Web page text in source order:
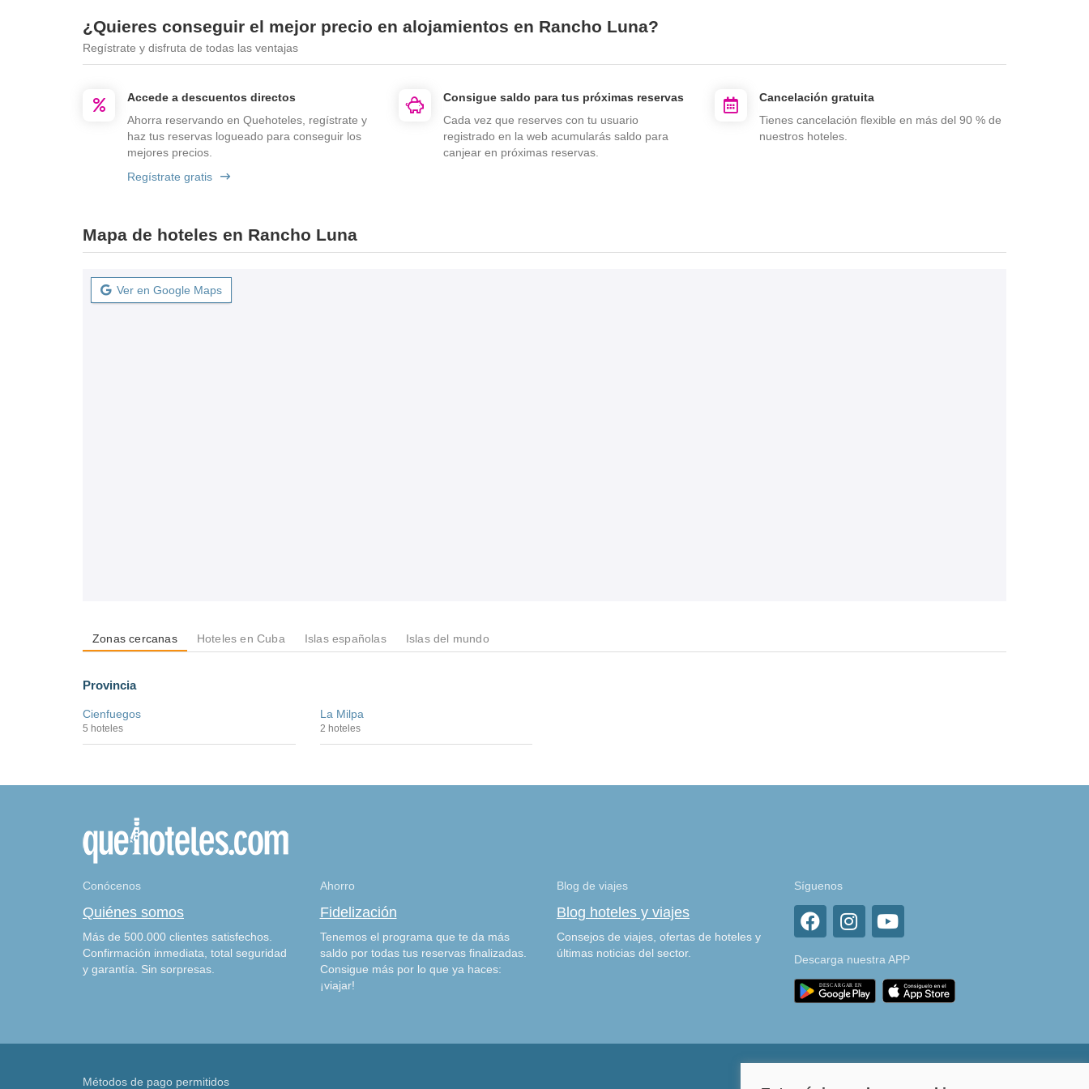
¿Quieres conseguir el mejor precio en alojamientos en Rancho Luna?
Regístrate y disfruta de todas las ventajas
Accede a descuentos directos
Ahorra reservando en Quehoteles, regístrate y
haz tus reservas logueado para conseguir los
mejores precios.
Regístrate gratis
Consigue saldo para tus próximas reservas
Cada vez que reserves con tu usuario
registrado en la web acumularás saldo para
canjear en próximas reservas.
Cancelación gratuita
Tienes cancelación flexible en más del 90 % de
nuestros hoteles.
Mapa de hoteles en Rancho Luna
Ver en Google Maps
Zonas cercanas Hoteles en Cuba Islas españolas Islas del mundo
Provincia
Cienfuegos
5 hoteles
La Milpa
2 hoteles
Conócenos
Quiénes somos
Más de 500.000 clientes satisfechos.
Confirmación inmediata, total seguridad
y garantía. Sin sorpresas.
Ahorro
Fidelización
Tenemos el programa que te da más
saldo por todas tus reservas finalizadas.
Consigue más por lo que ya haces:
¡viajar!
Blog de viajes
Blog hoteles y viajes
Consejos de viajes, ofertas de hoteles y
últimas noticias del sector.
Síguenos
Descarga nuestra APP
Métodos de pago permitidos